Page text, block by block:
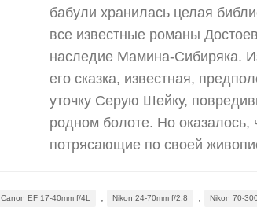
бабули хранилась целая
все известные романы
наследие Мамина-Сибиряка.
его сказка, известная,
уточку Серую Шейку,
родном болоте. Но
потрясающие по своей
Canon EF 17-40mm f/4L , Nikon 24-70mm f/2.8 , Nikon 70-